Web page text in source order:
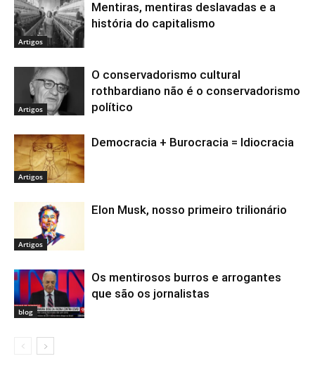
Artigos
Mentiras, mentiras deslavadas e a
história do capitalismo
Artigos
O conservadorismo cultural
rothbardiano não é o conservadorismo
político
Artigos
Democracia + Burocracia = Idiocracia
Artigos
Elon Musk, nosso primeiro trilionário
blog
Os mentirosos burros e arrogantes
que são os jornalistas